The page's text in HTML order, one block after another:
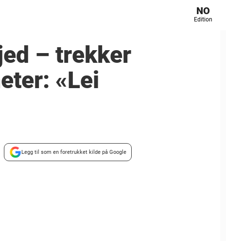
NO
Edition
– trekker
«Lei
Legg til som en foretrukket kilde på Google